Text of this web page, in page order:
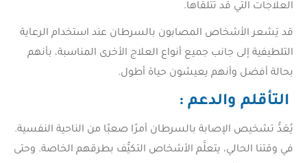
العلاجات التي قد تتلقاها.
قد يَشعر الأشخاص المصابون بالسرطان عند استخدام الرعاية
التلطيفية إلى جانب جميع أنواع العلاج الأخرى المناسبة، بأنهم
بحالة أفضل وأنهم يعيشون حياة أطول.
التأقلم والدعم :
يُعَدُّ تشخيص الإصابة بالسرطان أمرًا صعبًا من الناحية النفسية.
في وقتنا الحالي، يتعلَّم الأشخاص التكيُّف بطرقهم الخاصة. وحتى